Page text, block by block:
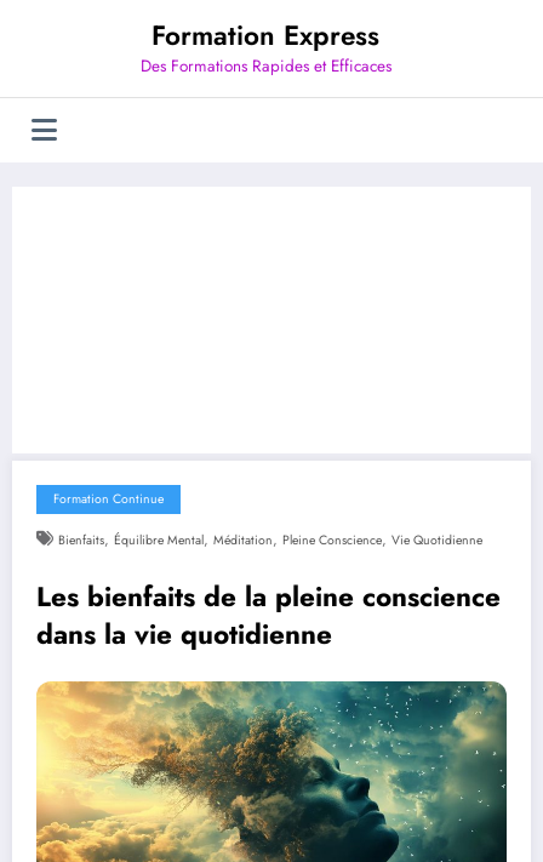
Formation Express
Des Formations Rapides et Efficaces
Formation Continue
Bienfaits, Équilibre Mental, Méditation, Pleine Conscience, Vie Quotidienne
Les bienfaits de la pleine conscience
dans la vie quotidienne